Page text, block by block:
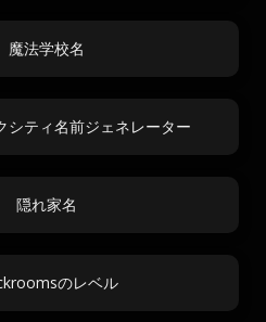
魔法学校名
シティ名前ジェネレーター
隠れ家名
のレベル